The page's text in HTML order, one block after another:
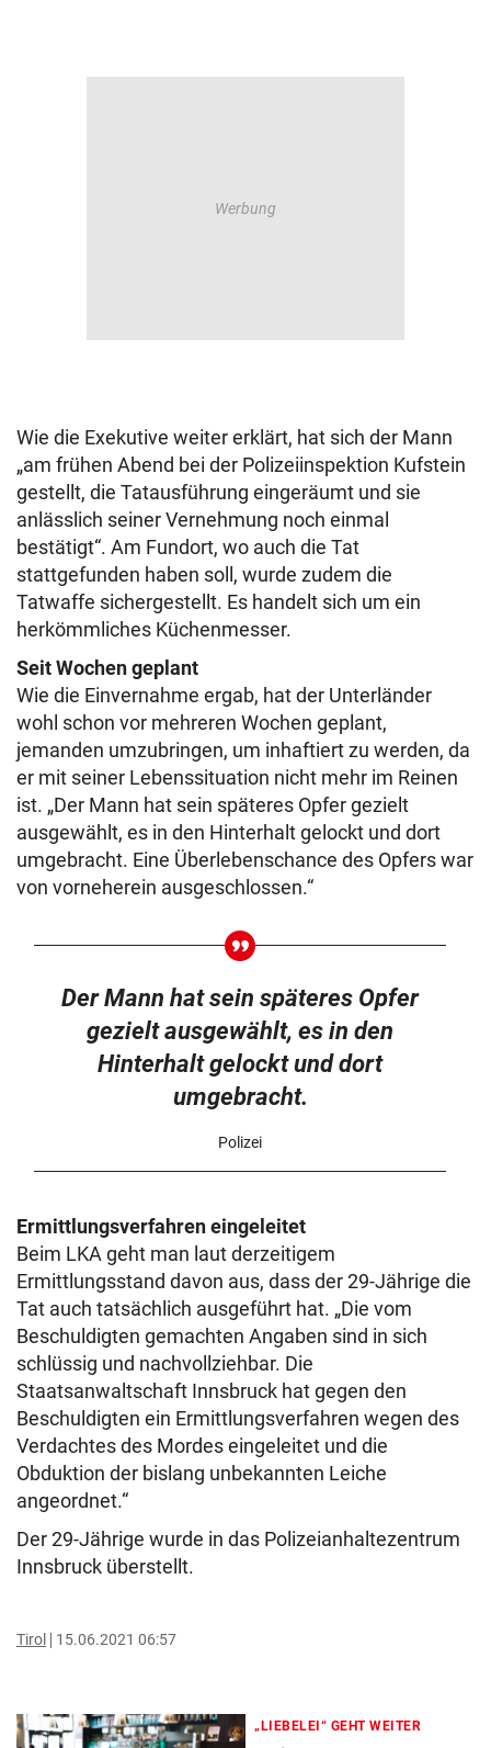
Wie die Exekutive weiter erklärt, hat sich der Mann
„am frühen Abend bei der Polizeiinspektion Kufstein
gestellt, die Tatausführung eingeräumt und sie
anlässlich seiner Vernehmung noch einmal
bestätigt“. Am Fundort, wo auch die Tat
stattgefunden haben soll, wurde zudem die
Tatwaffe sichergestellt. Es handelt sich um ein
herkömmliches Küchenmesser.
Seit Wochen geplant
Wie die Einvernahme ergab, hat der Unterländer
wohl schon vor mehreren Wochen geplant,
jemanden umzubringen, um inhaftiert zu werden, da
er mit seiner Lebenssituation nicht mehr im Reinen
ist. „Der Mann hat sein späteres Opfer gezielt
ausgewählt, es in den Hinterhalt gelockt und dort
umgebracht. Eine Überlebenschance des Opfers war
von vorneherein ausgeschlossen.“
Der Mann hat sein späteres Opfer
gezielt ausgewählt, es in den
Hinterhalt gelockt und dort
umgebracht.
Polizei
Ermittlungsverfahren eingeleitet
Beim LKA geht man laut derzeitigem
Ermittlungsstand davon aus, dass der 29-Jährige die
Tat auch tatsächlich ausgeführt hat. „Die vom
Beschuldigten gemachten Angaben sind in sich
schlüssig und nachvollziehbar. Die
Staatsanwaltschaft Innsbruck hat gegen den
Beschuldigten ein Ermittlungsverfahren wegen des
Verdachtes des Mordes eingeleitet und die
Obduktion der bislang unbekannten Leiche
angeordnet.“
Der 29-Jährige wurde in das Polizeianhaltezentrum
Innsbruck überstellt.
Tirol 15.06.2021 06:57
„LIEBELEI“ GEHT WEITER